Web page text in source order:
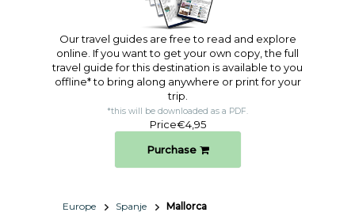
Our travel guides are free to read and explore
online. If you want to get your own copy, the full
travel guide for this destination is available to you
offline* to bring along anywhere or print for your
trip.​
*this will be downloaded as a PDF.
Price€4,95
Purchase
Europe Spanje Mallorca